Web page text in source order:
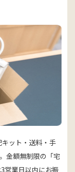
ット・送料・手
金額無制限の「宅
営業日以内にお振